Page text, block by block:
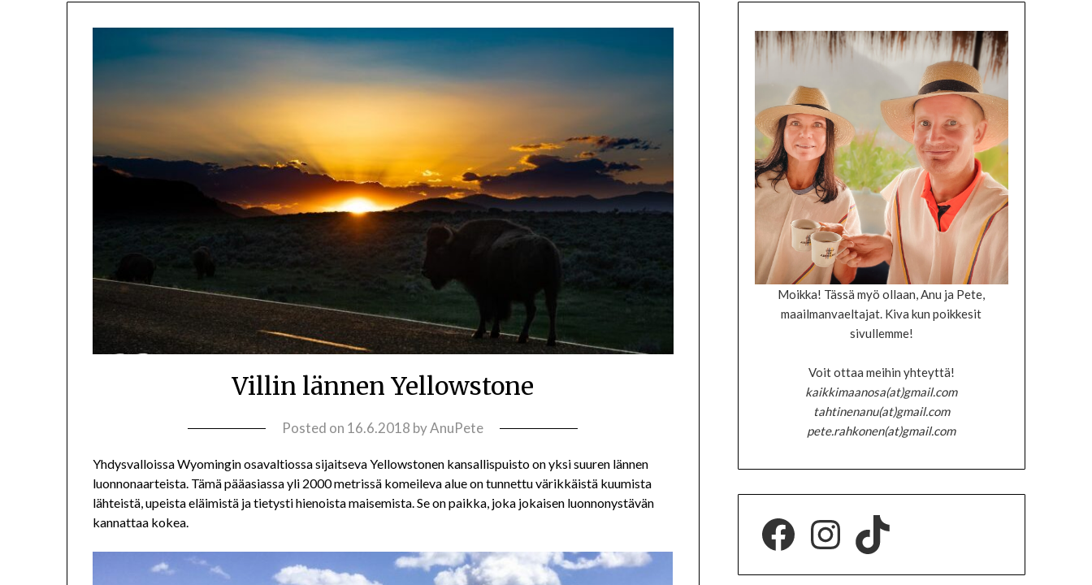
Villin lännen Yellowstone
Posted on 16.6.2018 byAnuPete
Yhdysvalloissa Wyomingin osavaltiossa sijaitseva Yellowstonen kansallispuisto on yksi suuren lännen
luonnonaarteista. Tämä pääasiassa yli 2000 metrissä komeileva alue on tunnettu värikkäistä kuumista
lähteistä, upeista eläimistä ja tietysti hienoista maisemista. Se on paikka, joka jokaisen luonnonystävän
kannattaa kokea.
Moikka! Tässä myö ollaan, Anu ja Pete,
maailmanvaeltajat. Kiva kun poikkesit
sivullemme!
Voit ottaa meihin yhteyttä!
kaikkimaanosa(at)gmail.com
tahtinenanu(at)gmail.com
pete.rahkonen(at)gmail.com